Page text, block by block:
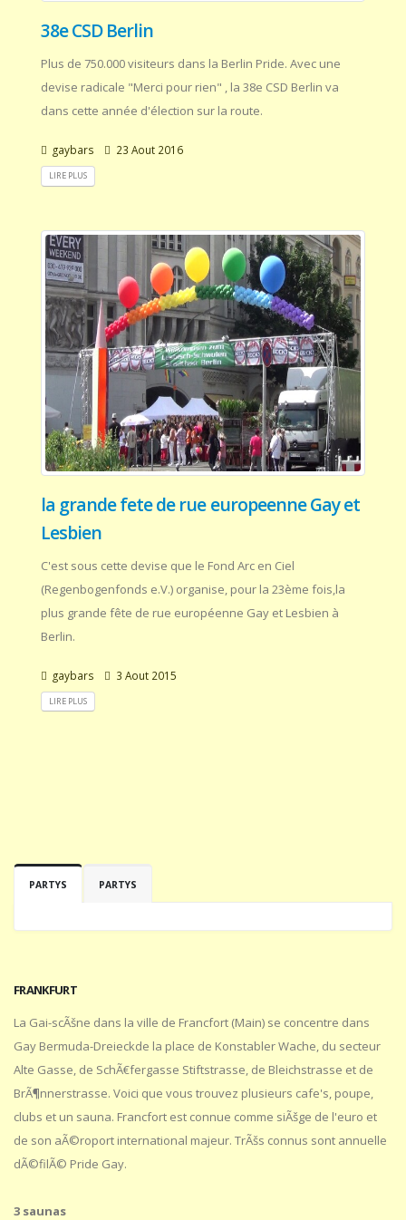
38e CSD Berlin
Plus de 750.000 visiteurs dans la Berlin Pride. Avec une
devise radicale "Merci pour rien" , la 38e CSD Berlin va
dans cette année d'élection sur la route.
gaybars 23 Aout 2016
LIRE PLUS
la grande fete de rue europeenne Gay et
Lesbien
C'est sous cette devise que le Fond Arc en Ciel
(Regenbogenfonds e.V.) organise, pour la 23ème fois,la
plus grande fête de rue européenne Gay et Lesbien à
Berlin.
gaybars 3 Aout 2015
LIRE PLUS
PARTYS PARTYS
FRANKFURT
La Gai-scÃšne dans la ville de Francfort (Main) se concentre dans
Gay Bermuda-Dreieckde la place de Konstabler Wache, du secteur
Alte Gasse, de SchÃ€fergasse Stiftstrasse, de Bleichstrasse et de
BrÃ¶nnerstrasse. Voici que vous trouvez plusieurs cafe's, poupe,
clubs et un sauna. Francfort est connue comme siÃšge de l'euro et
de son aÃ©roport international majeur. TrÃšs connus sont annuelle
dÃ©filÃ© Pride Gay.
3 saunas